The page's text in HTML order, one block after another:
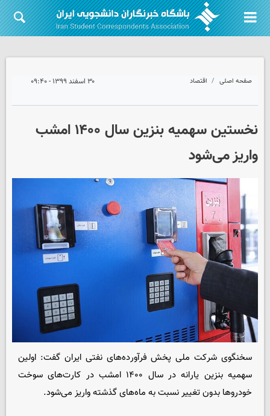
صفحه اصلی اقتصاد ۳۰ اسفند ۱۳۹۹ - ۰۹:۴۰
نخستین سهمیه بنزین سال ۱۴۰۰ امشب
واریز می‌شود
سخنگوی شرکت ملی پخش فرآورده‌های نفتی ایران گفت: اولین
سهمیه بنزین یارانه در سال ۱۴۰۰ امشب در کارت‌های سوخت
خودروها بدون تغییر نسبت به ماه‌های گذشته واریز می‌شود.